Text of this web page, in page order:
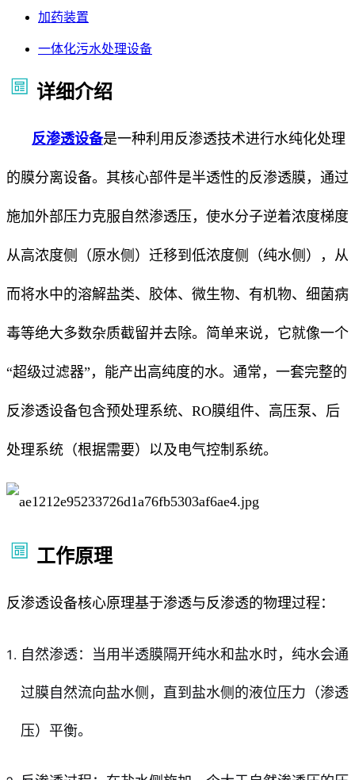
加药装置
一体化污水处理设备
详细介绍
反渗透设备是一种利用反渗透技术进行水纯化处理
的膜分离设备。其核心部件是半透性的反渗透膜，通过
施加外部压力克服自然渗透压，使水分子逆着浓度梯度
从高浓度侧（原水侧）迁移到低浓度侧（纯水侧），从
而将水中的溶解盐类、胶体、微生物、有机物、细菌病
毒等绝大多数杂质截留并去除。 简单来说，它就像一个
“超级过滤器”，能产出高纯度的水。通常，一套完整的
反渗透设备包含预处理系统、RO膜组件、高压泵、后
处理系统（根据需要）以及电气控制系统。
工作原理
反渗透设备核心原理基于渗透与反渗透的物理过程：
自然渗透：当用半透膜隔开纯水和盐水时，纯水会通
过膜自然流向盐水侧，直到盐水侧的液位压力（渗透
压）平衡。